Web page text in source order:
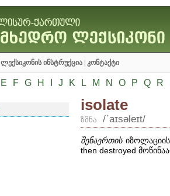
ლექსიკონის ინსტრუქცია კონტაქტი
E F G H J K L M N O P Q R
isolate
ზმნა /ʹaɪsəleɪt/
შენაერთის
then destroyed